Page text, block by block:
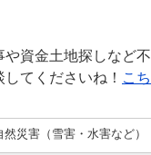
や資金土地探しなど
てくださいね！ こ
然災害（雪害・水害など）